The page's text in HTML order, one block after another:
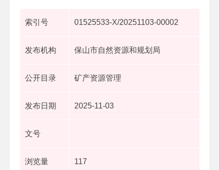
索引号 01525533-X/20251103-00002
发布机构 保山市自然资源和规划局
公开目录 矿产资源管理
发布日期 2025-11-03
文号
浏览量 117